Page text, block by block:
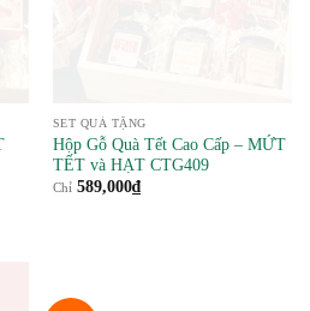
SET QUÀ TẶNG
Hộp Gỗ Quà Tết Cao Cấp – MỨT
TẾT và HẠT CTG409
Chỉ 589,000₫